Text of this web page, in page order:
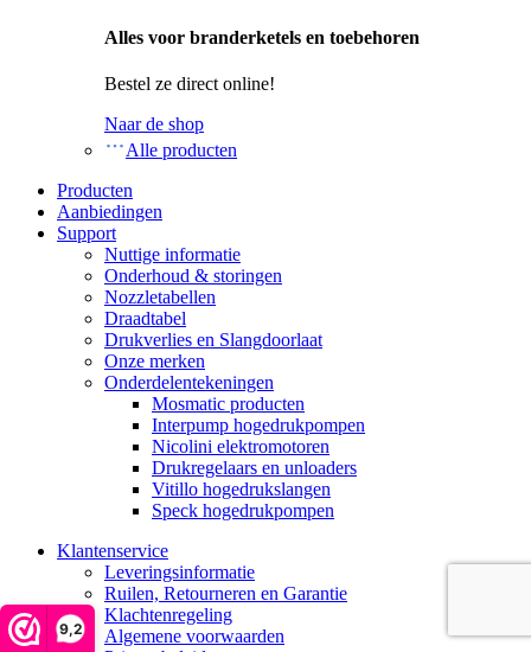
9,2
Alles voor branderketels en toebehoren
Bestel ze direct online!
Naar de shop
Alle producten
Producten
Aanbiedingen
Support
Nuttige informatie
Onderhoud & storingen
Nozzletabellen
Draadtabel
Drukverlies en Slangdoorlaat
Onze merken
Onderdelentekeningen
Mosmatic producten
Interpump hogedrukpompen
Nicolini elektromotoren
Drukregelaars en unloaders
Vitillo hogedrukslangen
Speck hogedrukpompen
Klantenservice
Leveringsinformatie
Ruilen, Retourneren en Garantie
Klachtenregeling
Algemene voorwaarden